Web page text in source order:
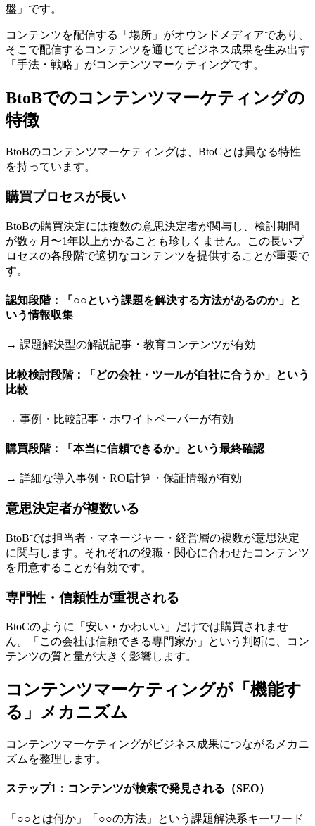
盤」です。
コンテンツを配信する「場所」がオウンドメディアであり、
そこで配信するコンテンツを通じてビジネス成果を生み出す
「手法・戦略」がコンテンツマーケティングです。
BtoBでのコンテンツマーケティングの
特徴
BtoBのコンテンツマーケティングは、BtoCとは異なる特性
を持っています。
購買プロセスが長い
BtoBの購買決定には複数の意思決定者が関与し、検討期間
が数ヶ月〜1年以上かかることも珍しくません。この長いプ
ロセスの各段階で適切なコンテンツを提供することが重要で
す。
認知段階：「○○という課題を解決する方法があるのか」と
いう情報収集
→ 課題解決型の解説記事・教育コンテンツが有効
比較検討段階：「どの会社・ツールが自社に合うか」という
比較
→ 事例・比較記事・ホワイトペーパーが有効
購買段階：「本当に信頼できるか」という最終確認
→ 詳細な導入事例・ROI計算・保証情報が有効
意思決定者が複数いる
BtoBでは担当者・マネージャー・経営層の複数が意思決定
に関与します。それぞれの役職・関心に合わせたコンテンツ
を用意することが有効です。
専門性・信頼性が重視される
BtoCのように「安い・かわいい」だけでは購買されませ
ん。「この会社は信頼できる専門家か」という判断に、コン
テンツの質と量が大きく影響します。
コンテンツマーケティングが「機能す
る」メカニズム
コンテンツマーケティングがビジネス成果につながるメカニ
ズムを整理します。
ステップ1：コンテンツが検索で発見される（SEO）
「○○とは何か」「○○の方法」という課題解決系キーワード